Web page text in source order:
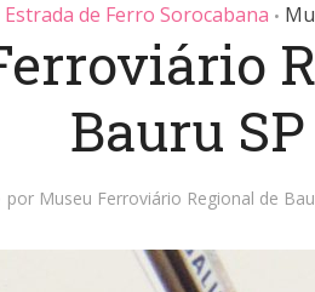
Estrada de Ferro Sorocabana •
Bauru SP
por Museu Ferroviário Regional de